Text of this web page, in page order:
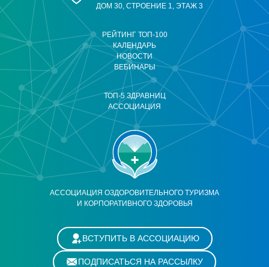
АССОЦИАЦИЯ ОЗДОРОВИТЕЛЬНОГО ТУРИЗМА
И КОРПОРАТИВНОГО ЗДОРОВЬЯ
РЕЙТИНГ ТОП-100
КАЛЕНДАРЬ
НОВОСТИ
ВЕБИНАРЫ
ТОП-5 ЗДРАВНИЦ
АССОЦИАЦИЯ
ДОМ 30, СТРОЕНИЕ 1, ЭТАЖ 3
ВСТУПИТЬ В АССОЦИАЦИЮ
ПОДПИСАТЬСЯ НА РАССЫЛКУ